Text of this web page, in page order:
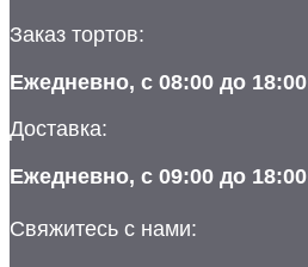
Заказ тортов:
Ежедневно, с 08:00 до 18:00
Доставка:
Ежедневно, с 09:00 до 18:00
Свяжитесь с нами: